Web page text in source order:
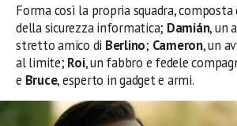
Forma così la propria squadra, composta
della sicurezza informatica; Damián, un
stretto amico di Berlino; Cameron, un
al limite; Roi, un fabbro e fedele
e Bruce, esperto in gadget e armi.